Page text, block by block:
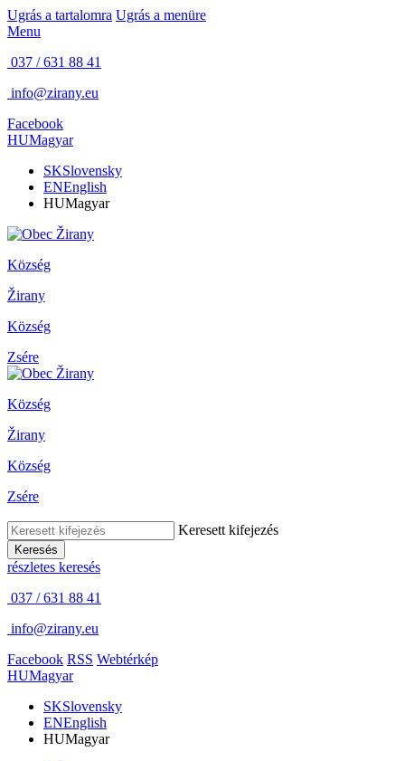
Ugrás a tartalomra Ugrás a menüre
Menu
037 / 631 88 41
info@zirany.eu
Facebook
HUMagyar
SKSlovensky
ENEnglish
HUMagyar
Község
Žirany
Község
Zsére
Község
Žirany
Község
Zsére
Keresett kifejezés
Keresés
részletes keresés
037 / 631 88 41
info@zirany.eu
Facebook RSS Webtérkép
HUMagyar
SKSlovensky
ENEnglish
HUMagyar